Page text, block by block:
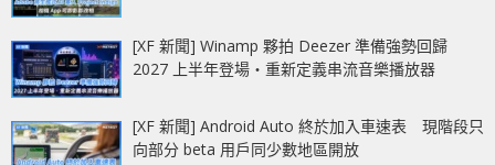
[XF 新聞] Winamp 夥拍 Deezer 準備強勢回歸
2027 上半年登場‧重新定義串流音樂播放器
[XF 新聞] Android Auto 終於加入車速表 現階段只
向部分 beta 用戶同少數地區開放